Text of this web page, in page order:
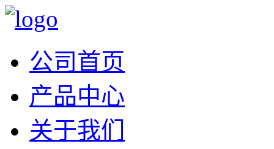
公司首页
产品中心
关于我们